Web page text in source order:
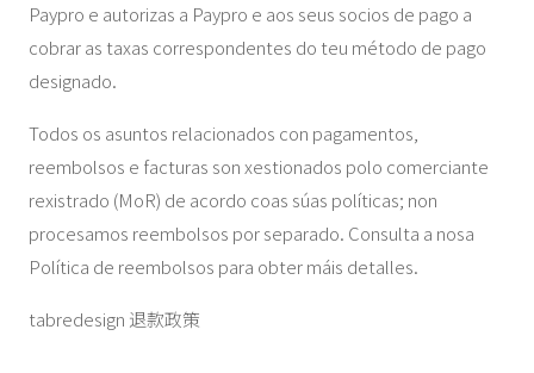
Paypro e autorizas a Paypro e aos seus socios de pago a
cobrar as taxas correspondentes do teu método de pago
designado.
Todos os asuntos relacionados con pagamentos,
reembolsos e facturas son xestionados polo comerciante
rexistrado (MoR) de acordo coas súas políticas; non
procesamos reembolsos por separado. Consulta a nosa
Política de reembolsos para obter máis detalles.
tabredesign 退款政策